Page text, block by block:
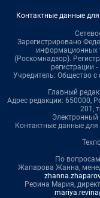
Контактные данные
Зарегистрировано
информационных
(Роскомнадзор).
регистрации
Учредитель: Общество
Главный
Адрес редакции: 650000,
201,
Электронный
Контактные данные
По
Жапарова Жанна,
Ревина Мария,